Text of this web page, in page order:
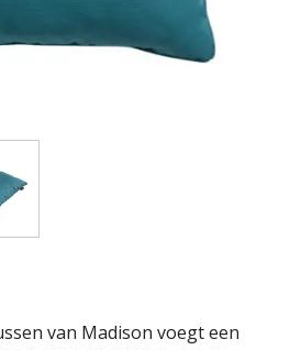
van Madison voegt een